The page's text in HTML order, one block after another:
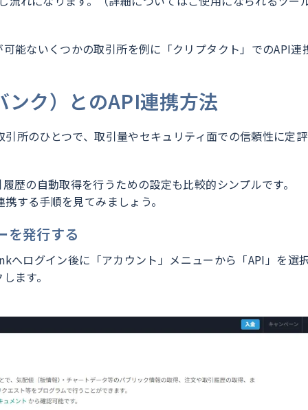
能ないくつかの取引所を例に「クリプタクト」でのAPI連
ク）とのAPI連携方法
所のひとつで、取引量やセキュリティ面での信頼性に定
歴の自動取得を行うための設定も比較的シンプルです。
する手順を見てみましょう。
発行する
へログイン後に「アカウント」メニューから「API」を選
ます。